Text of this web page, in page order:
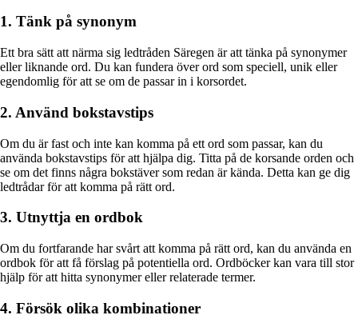
1. Tänk på synonym
Ett bra sätt att närma sig ledtråden Säregen är att tänka på synonymer
eller liknande ord. Du kan fundera över ord som speciell, unik eller
egendomlig för att se om de passar in i korsordet.
2. Använd bokstavstips
Om du är fast och inte kan komma på ett ord som passar, kan du
använda bokstavstips för att hjälpa dig. Titta på de korsande orden och
se om det finns några bokstäver som redan är kända. Detta kan ge dig
ledtrådar för att komma på rätt ord.
3. Utnyttja en ordbok
Om du fortfarande har svårt att komma på rätt ord, kan du använda en
ordbok för att få förslag på potentiella ord. Ordböcker kan vara till stor
hjälp för att hitta synonymer eller relaterade termer.
4. Försök olika kombinationer